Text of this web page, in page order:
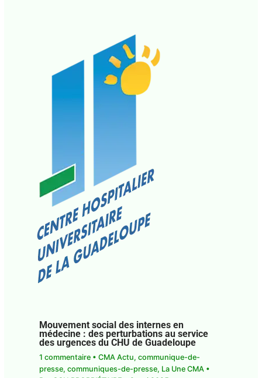
Mouvement social des internes en
médecine : des perturbations au service
des urgences du CHU de Guadeloupe
1 commentaire CMA Actu, communique-de-
presse, communiques-de-presse, La Une CMA•